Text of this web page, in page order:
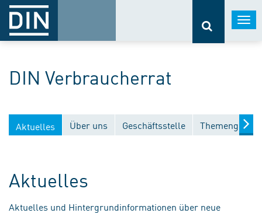
DIN Verbraucherrat
Aktuelles Über uns Geschäftsstelle
Aktuelles
Aktuelles und Hintergrundinformationen über neue